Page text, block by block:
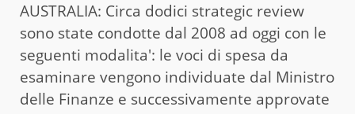
AUSTRALIA: Circa dodici strategic review
sono state condotte dal 2008 ad oggi con le
seguenti modalita': le voci di spesa da
esaminare vengono individuate dal Ministro
delle Finanze e successivamente approvate